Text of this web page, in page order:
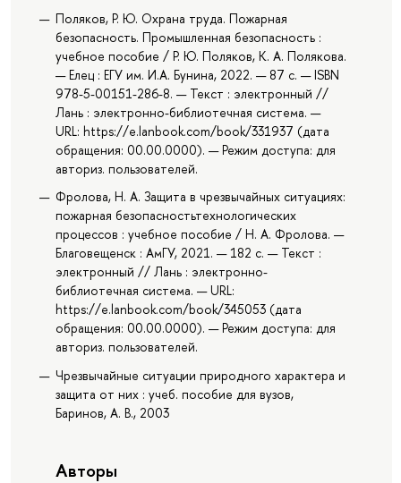
Поляков, Р. Ю. Охрана труда. Пожарная
безопасность. Промышленная безопасность :
учебное пособие / Р. Ю. Поляков, К. А. Полякова.
— Елец : ЕГУ им. И.А. Бунина, 2022. — 87 с. — ISBN
978-5-00151-286-8. — Текст : электронный //
Лань : электронно-библиотечная система. —
URL: https://e.lanbook.com/book/331937 (дата
обращения: 00.00.0000). — Режим доступа: для
авториз. пользователей.
Фролова, Н. А. Защита в чрезвычайных ситуациях:
пожарная безопасностьтехнологических
процессов : учебное пособие / Н. А. Фролова. —
Благовещенск : АмГУ, 2021. — 182 с. — Текст :
электронный // Лань : электронно-
библиотечная система. — URL:
https://e.lanbook.com/book/345053 (дата
обращения: 00.00.0000). — Режим доступа: для
авториз. пользователей.
Чрезвычайные ситуации природного характера и
защита от них : учеб. пособие для вузов,
Баринов, А. В., 2003
Авторы